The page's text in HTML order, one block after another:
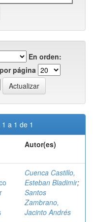
En orden:
página
a 1 de 1
Autor(es)
Cuenca Castillo,
Esteban Bladimir;
Santos
Zambrano,
Jacinto Andrés